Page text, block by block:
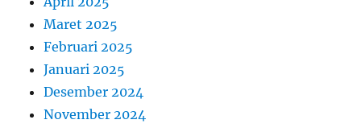
Maret 2025
Februari 2025
Januari 2025
Desember 2024
November 2024